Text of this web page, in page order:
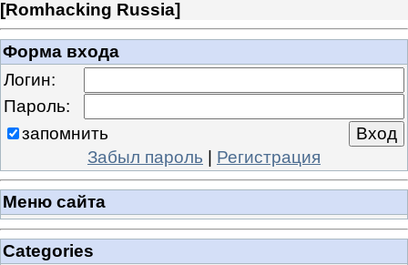
[Romhacking Russia]
Форма входа
Логин:
Пароль:
запомнить
Забыл пароль | Регистрация
Меню сайта
Categories